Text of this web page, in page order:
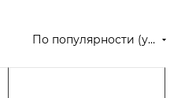
По популярности (убывание)